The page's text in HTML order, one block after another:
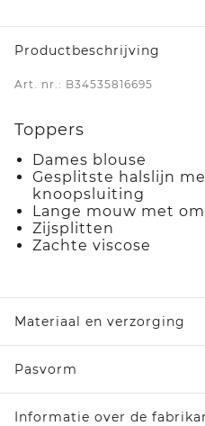
Productbeschrijving
Art. nr.: B34535816695
Toppers
Dames blouse
Gesplitste halslijn
knoopsluiting
Lange mouw met
Zijsplitten
Zachte viscose
Materiaal en verzorging
Pasvorm
Informatie over de